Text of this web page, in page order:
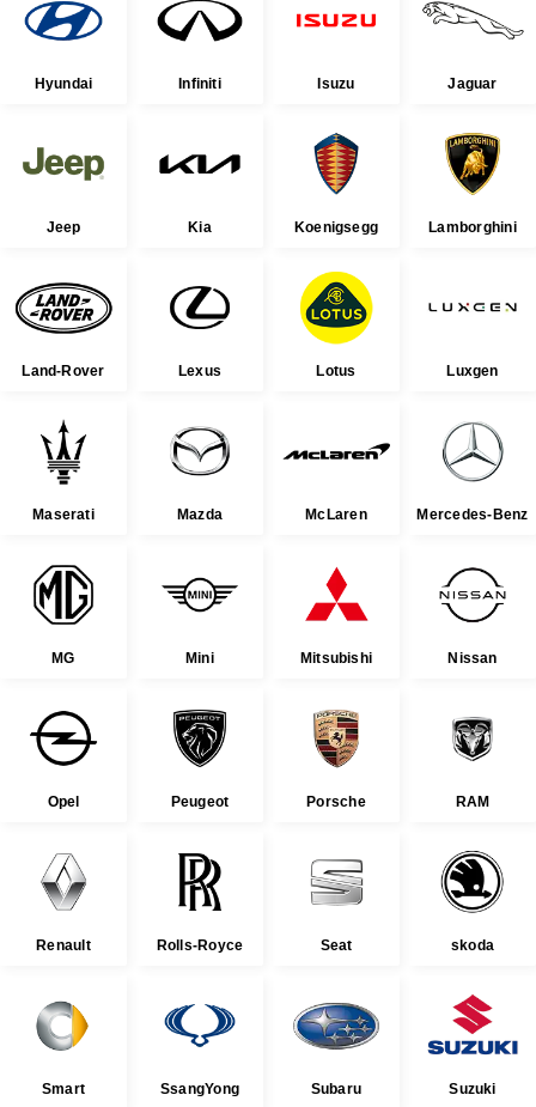
Hyundai Infiniti Isuzu Jaguar
Jeep Kia Koenigsegg Lamborghini
Land-Rover Lexus Lotus Luxgen
Maserati Mazda McLaren Mercedes-Benz
MG Mini Mitsubishi Nissan
Opel Peugeot Porsche RAM
Renault Rolls-Royce Seat skoda
Smart SsangYong Subaru Suzuki